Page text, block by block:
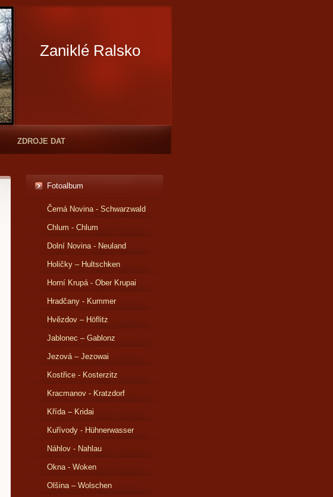
Zaniklé Ralsko
ZDROJE DAT
Fotoalbum
Černá Novina - Schwarzwald
Chlum - Chlum
Dolní Novina - Neuland
Holičky – Hultschken
Horní Krupá - Ober Krupai
Hradčany - Kummer
Hvězdov – Höflitz
Jablonec – Gablonz
Jezová – Jezowai
Kostřice - Kosterzitz
Kracmanov - Kratzdorf
Křída – Kridai
Kuřívody - Hühnerwasser
Náhlov - Nahlau
Okna - Woken
Olšina – Wolschen